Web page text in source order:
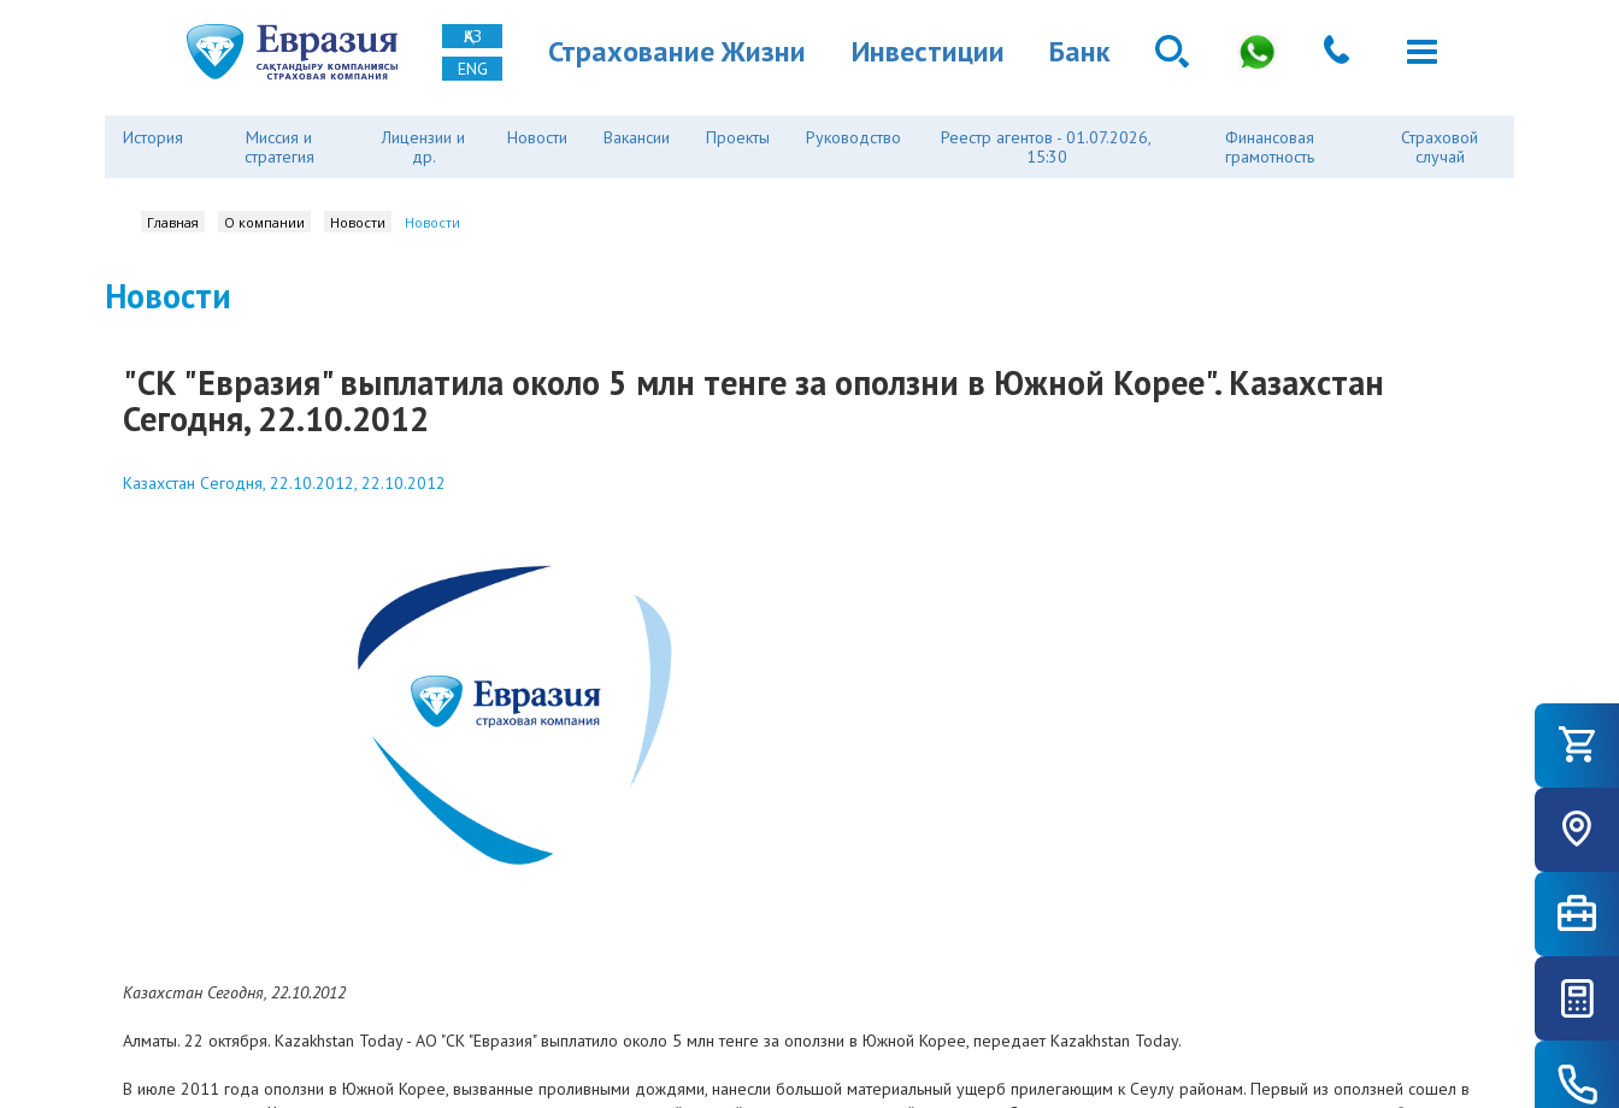
ҚАЗ
ENG
Страхование Жизни Инвестиции Банк
История
Миссия и
стратегия
Лицензии и
др.
Новости Вакансии Проекты Руководство
Реестр агентов - 01.07.2026,
15:30
Финансовая
грамотность
Страховой
случай
Главная О компании Новости Новости
Новости
"СК "Евразия" выплатила около 5 млн тенге за оползни в Южной Корее". Казахстан
Сегодня, 22.10.2012
Казахстан Сегодня, 22.10.2012, 22.10.2012
Казахстан Сегодня, 22.10.2012
Алматы. 22 октября. Kazakhstan Today - АО "СК "Евразия" выплатило около 5 млн тенге за оползни в Южной Корее, передает Kazakhstan Today.
В июле 2011 года оползни в Южной Корее, вызванные проливными дождями, нанесли большой материальный ущерб прилегающим к Сеулу районам. Первый из оползней сошел в